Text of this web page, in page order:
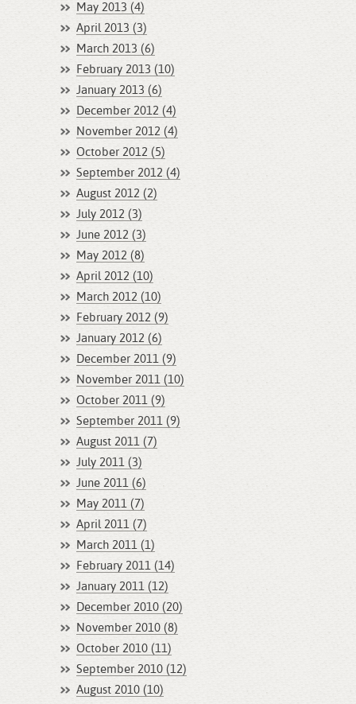
May 2013 (4)
April 2013 (3)
March 2013 (6)
February 2013 (10)
January 2013 (6)
December 2012 (4)
November 2012 (4)
October 2012 (5)
September 2012 (4)
August 2012 (2)
July 2012 (3)
June 2012 (3)
May 2012 (8)
April 2012 (10)
March 2012 (10)
February 2012 (9)
January 2012 (6)
December 2011 (9)
November 2011 (10)
October 2011 (9)
September 2011 (9)
August 2011 (7)
July 2011 (3)
June 2011 (6)
May 2011 (7)
April 2011 (7)
March 2011 (1)
February 2011 (14)
January 2011 (12)
December 2010 (20)
November 2010 (8)
October 2010 (11)
September 2010 (12)
August 2010 (10)